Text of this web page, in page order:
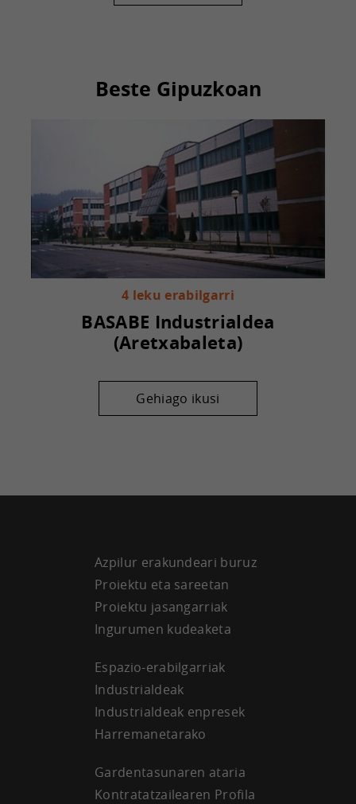
Beste Gipuzkoan
4 leku erabilgarri
BASABE Industrialdea
(Aretxabaleta)
Gehiago ikusi
Azpilur erakundeari buruz
Proiektu eta sareetan
Proiektu jasangarriak
Ingurumen kudeaketa
Espazio-erabilgarriak
Industrialdeak
Industrialdeak enpresek
Harremanetarako
Gardentasunaren ataria
Kontratatzailearen Profila